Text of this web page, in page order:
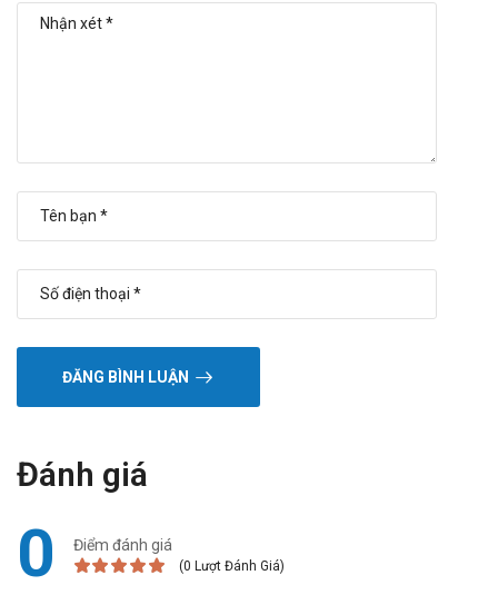
ĐĂNG BÌNH LUẬN
Đánh giá
0 Điểm đánh giá
(0 Lượt Đánh Giá)